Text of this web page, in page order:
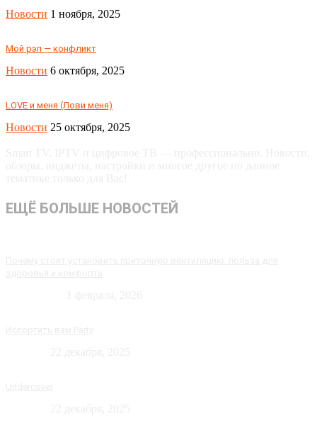
Новости 1 ноября, 2025
Мой рэп — конфликт
Новости 6 октября, 2025
LOVE и меня (Лови меня)
Новости 25 октября, 2025
ЕЩЁ БОЛЬШЕ НОВОСТЕЙ